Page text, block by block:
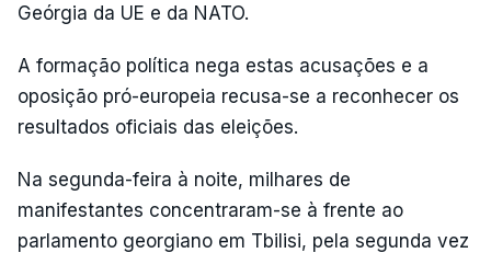
Geórgia da UE e da NATO.
A formação política nega estas acusações e a
oposição pró-europeia recusa-se a reconhecer os
resultados oficiais das eleições.
Na segunda-feira à noite, milhares de
manifestantes concentraram-se à frente ao
parlamento georgiano em Tbilisi, pela segunda vez